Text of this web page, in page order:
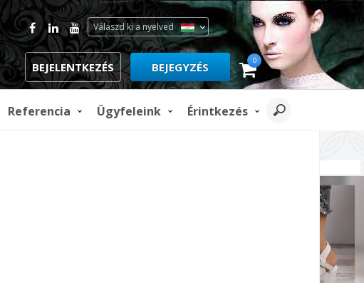
Válaszd ki a nyelved
BEJELENTKEZÉS BEJEGYZÉS 0
Referencia Ügyfeleink Érintkezés